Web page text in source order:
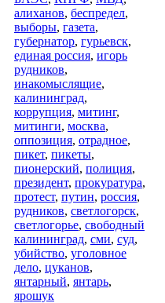
алиханов, беспредел,
выборы, газета,
губернатор, гурьевск,
единая россия, игорь
рудников,
инакомыслящие,
калининград,
коррупция, митинг,
митинги, москва,
оппозиция, отрадное,
пикет, пикеты,
пионерский, полиция,
президент, прокуратура,
протест, путин, россия,
рудников, светлогорск,
светлогорье, свободный
калининград, сми, суд,
убийство, уголовное
дело, цуканов,
янтарный, янтарь,
ярошук